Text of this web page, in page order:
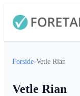
Forside›Vetle Rian
Vetle Rian